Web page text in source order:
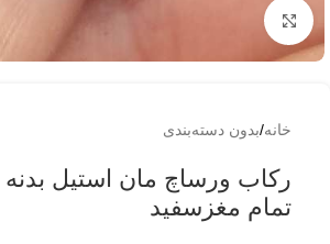
برای بزرگنمایی کلیک کنید
خانه/بدون دسته‌بندی
رکاب ورساچ مان استیل بدنه
تمام مغزسفید